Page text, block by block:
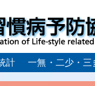
計 一無・二少・三